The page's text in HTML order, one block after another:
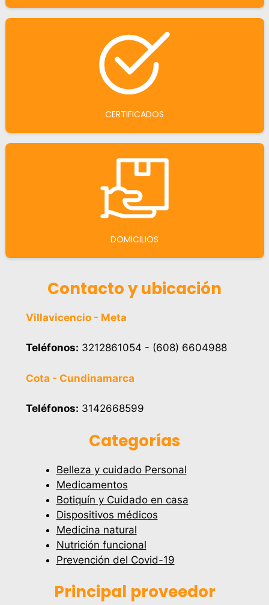
CERTIFICADOS
DOMICILIOS
Contacto y ubicación
Villavicencio - Meta
Teléfonos: 3212861054 - (608) 6604988
Cota - Cundinamarca
Teléfonos: 3142668599
Categorías
Belleza y cuidado Personal
Medicamentos
Botiquín y Cuidado en casa
Dispositivos médicos
Medicina natural
Nutrición funcional
Prevención del Covid-19
Principal proveedor